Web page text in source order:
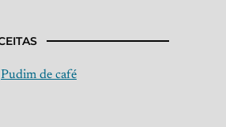
Pudim de café